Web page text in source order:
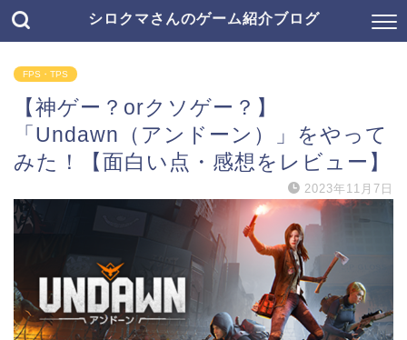
シロクマさんのゲーム紹介ブログ
FPS・TPS
【神ゲー？orクソゲー？】
「Undawn（アンドーン）」をやって
みた！【面白い点・感想をレビュー】
2023年11月7日